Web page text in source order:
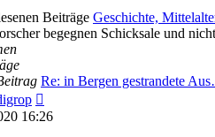
Geschichte,
begegnen Schicksale und
Re: in Bergen gestrandete
Beitrag
16:26